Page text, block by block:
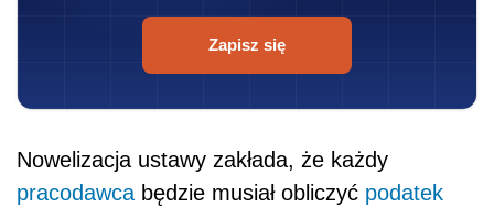
Zapisz się
Nowelizacja ustawy zakłada, że każdy
pracodawca będzie musiał obliczyć podatek